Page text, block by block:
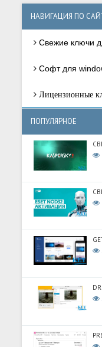
НАВИГАЦИЯ ПО
Свежие ключи
Софт для
Лицензионные
ПОПУЛЯРНОЕ